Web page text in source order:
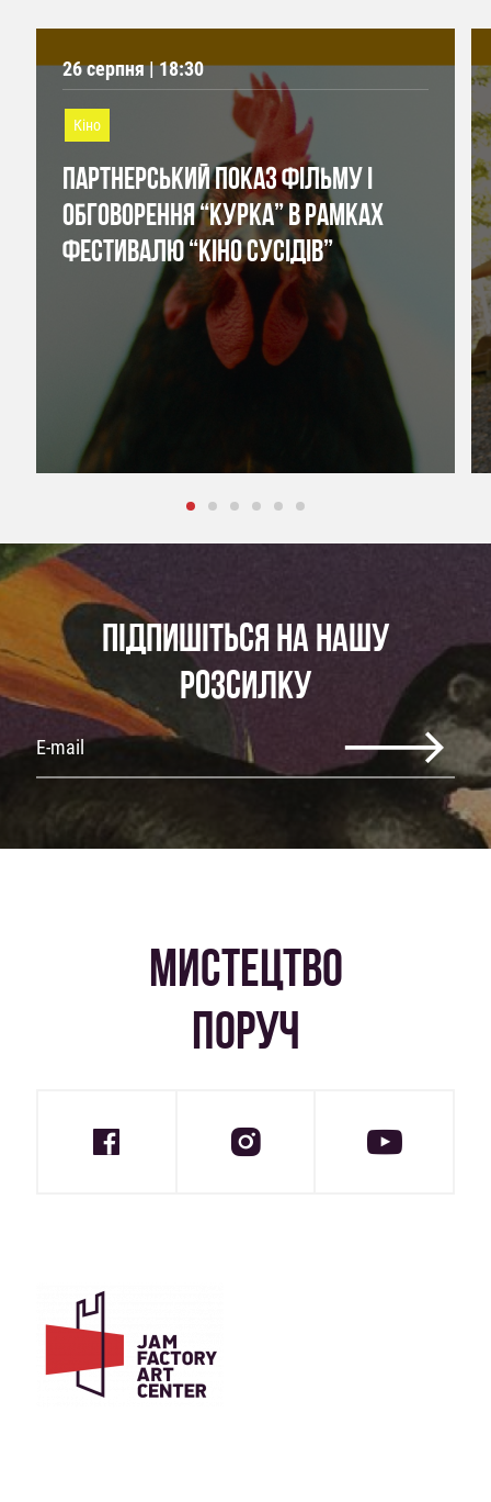
26 серпня | 18:30
Кіно
ПАРТНЕРСЬКИЙ ПОКАЗ ФІЛЬМУ І
ОБГОВОРЕННЯ “КУРКА” В РАМКАХ
ФЕСТИВАЛЮ “КІНО СУСІДІВ”
ПІДПИШІТЬСЯ НА НАШУ
РОЗСИЛКУ
МИСТЕЦТВО
ПОРУЧ